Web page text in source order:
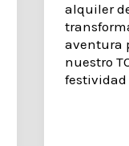
alquiler
aventura
nuestro